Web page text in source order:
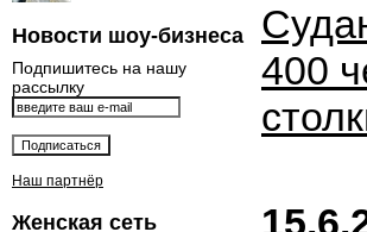
Новости шоу-бизнеса
Подпишитесь на нашу
рассылку
Наш партнёр
Женская сеть
400